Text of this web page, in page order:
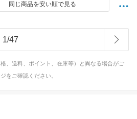
同じ商品を安い順で見る
1/47
、送料、ポイント、在庫等）と異なる場合がご
をご確認ください。